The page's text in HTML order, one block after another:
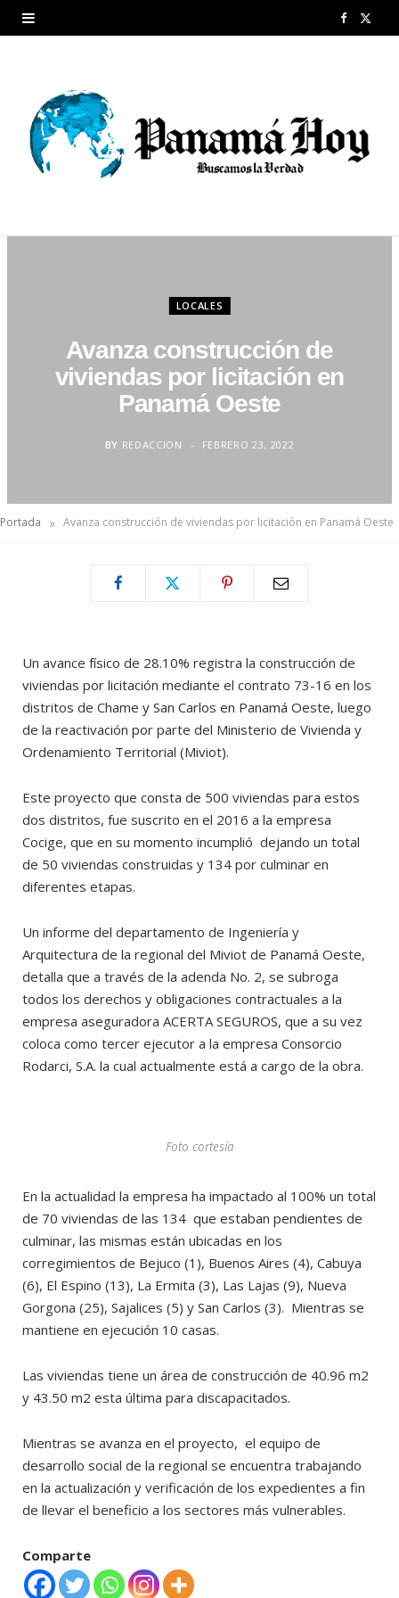
F
b
LOCALES
Avanza construcción de
viviendas por licitación en
Panamá Oeste
BY REDACCION FEBRERO 23, 2022
Portada » Avanza construcción de viviendas por licitación en Panamá Oeste
Un avance físico de 28.10% registra la construcción de
viviendas por licitación mediante el contrato 73-16 en los
distritos de Chame y San Carlos en Panamá Oeste, luego
de la reactivación por parte del Ministerio de Vivienda y
Ordenamiento Territorial (Miviot).
Este proyecto que consta de 500 viviendas para estos
dos distritos, fue suscrito en el 2016 a la empresa
Cocige, que en su momento incumplió dejando un total
de 50 viviendas construidas y 134 por culminar en
diferentes etapas.
Un informe del departamento de Ingeniería y
Arquitectura de la regional del Miviot de Panamá Oeste,
detalla que a través de la adenda No. 2, se subroga
todos los derechos y obligaciones contractuales a la
empresa aseguradora ACERTA SEGUROS, que a su vez
coloca como tercer ejecutor a la empresa Consorcio
Rodarci, S.A. la cual actualmente está a cargo de la obra.
Foto cortesía
En la actualidad la empresa ha impactado al 100% un total
de 70 viviendas de las 134 que estaban pendientes de
culminar, las mismas están ubicadas en los
corregimientos de Bejuco (1), Buenos Aires (4), Cabuya
(6), El Espino (13), La Ermita (3), Las Lajas (9), Nueva
Gorgona (25), Sajalices (5) y San Carlos (3). Mientras se
mantiene en ejecución 10 casas.
Las viviendas tiene un área de construcción de 40.96 m2
y 43.50 m2 esta última para discapacitados.
Mientras se avanza en el proyecto, el equipo de
desarrollo social de la regional se encuentra trabajando
en la actualización y verificación de los expedientes a fin
de llevar el beneficio a los sectores más vulnerables.
Comparte